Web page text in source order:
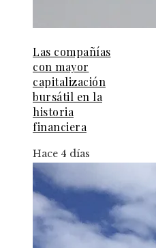
Las compañías
con mayor
capitalización
bursátil en la
historia
financiera
Hace 4 días